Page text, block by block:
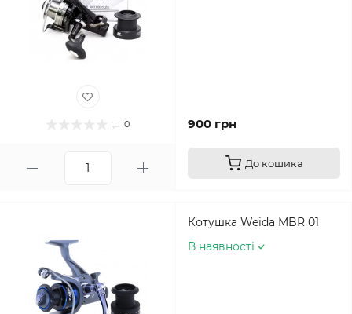
0 900 грн
До кошика
Котушка Weida MBR 01
В наявності